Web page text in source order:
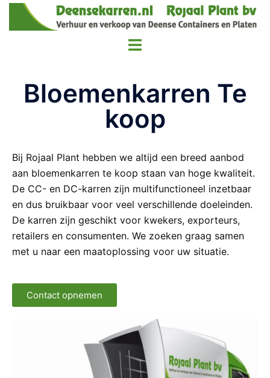
Bloemenkarren Te
koop
Bij Rojaal Plant hebben we altijd een breed aanbod
aan bloemenkarren te koop staan van hoge kwaliteit.
De CC- en DC-karren zijn multifunctioneel inzetbaar
en dus bruikbaar voor veel verschillende doeleinden.
De karren zijn geschikt voor kwekers, exporteurs,
retailers en consumenten. We zoeken graag samen
met u naar een maatoplossing voor uw situatie.
Contact opnemen